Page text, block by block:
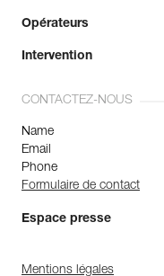
Opérateurs
Intervention
CONTACTEZ-NOUS
Name
Email
Phone
Formulaire de contact
Espace presse
Mentions légales